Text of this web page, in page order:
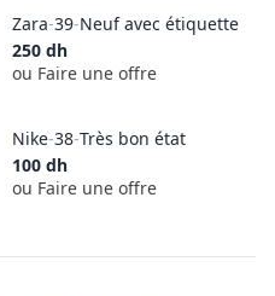
Zara-39-Neuf avec étiquette
250 dh
ou Faire une offre
Nike-38-Très bon état
100 dh
ou Faire une offre